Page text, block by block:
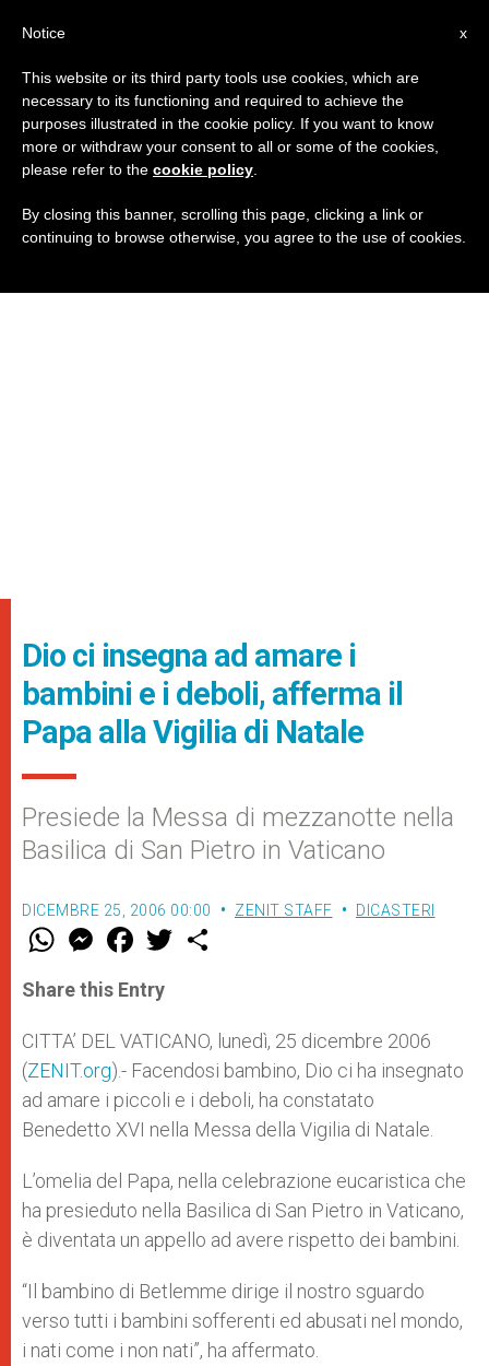
Dio ci insegna ad amare i
bambini e i deboli, afferma il
Papa alla Vigilia di Natale
Presiede la Messa di mezzanotte nella
Basilica di San Pietro in Vaticano
DICEMBRE 25, 2006 00:00 ZENIT STAFF DICASTERI
W
t
s
p
p
M
e
s
e
g
e
r
F
a
e
b
o
k
w
r
Share this Entry
CITTA’ DEL VATICANO, lunedì, 25 dicembre 2006
(ZENIT.org).- Facendosi bambino, Dio ci ha insegnato
ad amare i piccoli e i deboli, ha constatato
Benedetto XVI nella Messa della Vigilia di Natale.
L’omelia del Papa, nella celebrazione eucaristica che
ha presieduto nella Basilica di San Pietro in Vaticano,
è diventata un appello ad avere rispetto dei bambini.
“Il bambino di Betlemme dirige il nostro sguardo
verso tutti i bambini sofferenti ed abusati nel mondo,
i nati come i non nati”, ha affermato.
x
Notice
This website or its third party tools use cookies, which are
necessary to its functioning and required to achieve the
purposes illustrated in the cookie policy. If you want to know
more or withdraw your consent to all or some of the cookies,
please refer to the cookie policy
By closing this banner, scrolling this page, clicking a link or
continuing to browse otherwise, you agree to the use of cookies.